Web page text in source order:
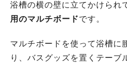
浴槽の横の壁に立てかけられ
用のマルチボードです。
マルチボードを使って浴槽に
り、バスグッズを置くテーブ